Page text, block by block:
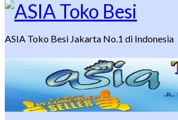
ASIA Toko Besi Jakarta No.1 di Indonesia